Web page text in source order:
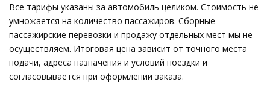
Все тарифы указаны за автомобиль целиком. Стоимость не
умножается на количество пассажиров. Сборные
пассажирские перевозки и продажу отдельных мест мы не
осуществляем. Итоговая цена зависит от точного места
подачи, адреса назначения и условий поездки и
согласовывается при оформлении заказа.